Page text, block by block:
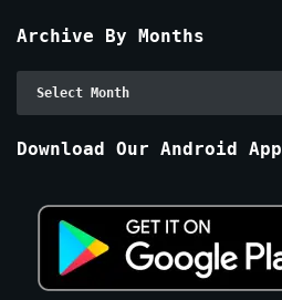
Archive By Months
Archive
Download Our Android App